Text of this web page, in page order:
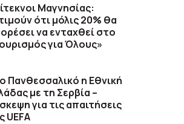
Μαγνησίας:
ότι μόλις 20% θα
να ενταχθεί στο
για Όλους»
Πανθεσσαλικό η Εθνική
με τη Σερβία –
για τις απαιτήσεις
UEFA